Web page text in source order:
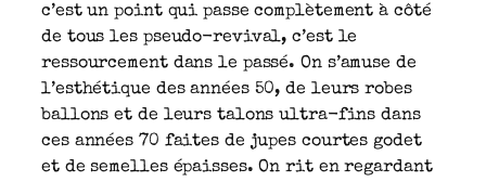
c’est un point qui passe complètement à côté
de tous les pseudo-revival, c’est le
ressourcement dans le passé. On s’amuse de
l’esthétique des années 50, de leurs robes
ballons et de leurs talons ultra-fins dans
ces années 70 faites de jupes courtes godet
et de semelles épaisses. On rit en regardant